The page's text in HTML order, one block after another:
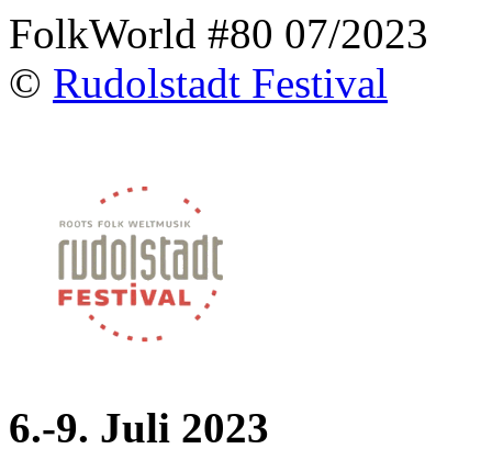
FolkWorld #80 07/2023
© Rudolstadt Festival
6.-9. Juli 2023